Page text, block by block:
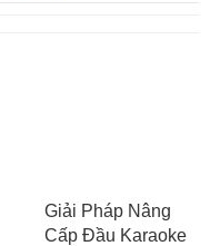
Giải Pháp Nâng
Cấp Đầu Karaoke